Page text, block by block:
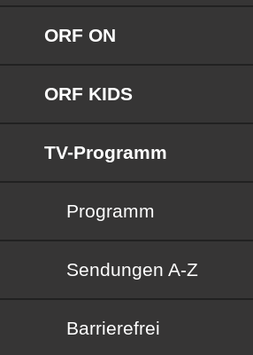
ORF ON
ORF KIDS
TV-Programm
Programm
Sendungen von A bis Z
Sendungen A-Z
Barrierefrei
Barrierefrei